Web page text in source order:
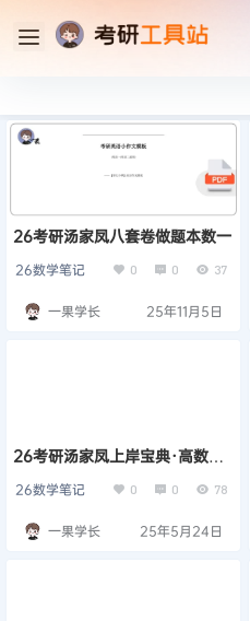
26考研汤家凤八套卷做题本数一
26数学笔记 0 0 37
一果学长 25年11月5日
26考研汤家凤上岸宝典·高数做
26数学笔记 0 0 78
一果学长 25年5月24日